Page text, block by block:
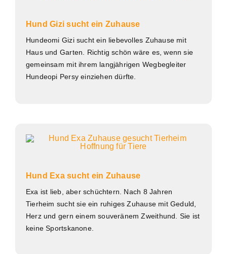
Hund Gizi sucht ein Zuhause
Hundeomi Gizi sucht ein liebevolles Zuhause mit
Haus und Garten. Richtig schön wäre es, wenn sie
gemeinsam mit ihrem langjährigen Wegbegleiter
Hundeopi Persy einziehen dürfte.
Hund Exa sucht ein Zuhause
Exa ist lieb, aber schüchtern. Nach 8 Jahren
Tierheim sucht sie ein ruhiges Zuhause mit Geduld,
Herz und gern einem souveränem Zweithund. Sie ist
keine Sportskanone.